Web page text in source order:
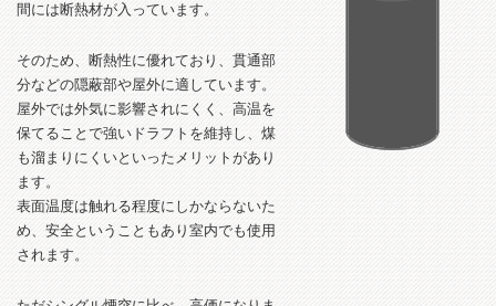
間には断熱材が入っています。
そのため、断熱性に優れており、貫通部
分などの隠蔽部や屋外に適しています。
屋外では外気に影響されにくく、高温を
保てることで強いドラフトを維持し、煤
も溜まりにくいといったメリットがあり
ます。
表面温度は触れる程度にしかならないた
め、安全ということもあり室内でも使用
されます。